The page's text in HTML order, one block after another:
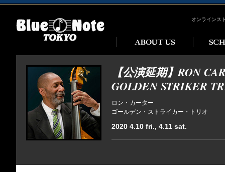
オンラインス
【公演延期】RON
GOLDEN STRIKER
ロン・カーター
ゴールデン・ストライカー・トリオ
2020 4.10 fri., 4.11 sat.